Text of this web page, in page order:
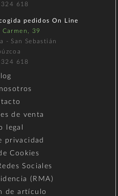
618
pedidos On Line
39
- San Sebastián
618
de venta
legal
privacidad
Cookies
Sociales
(RMA)
de artículo